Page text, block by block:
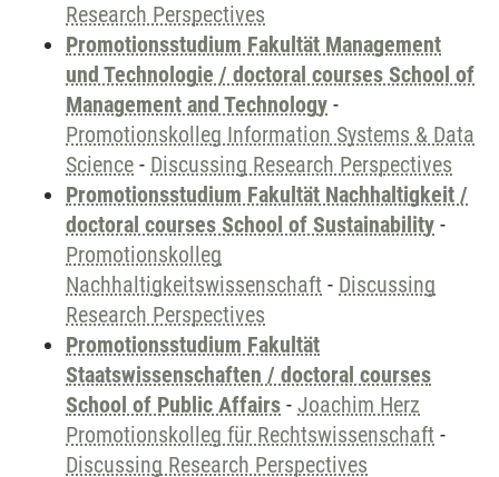
Research Perspectives
Promotionsstudium Fakultät Management
und Technologie / doctoral courses School of
Management and Technology -
Promotionskolleg Information Systems & Data
Science - Discussing Research Perspectives
Promotionsstudium Fakultät Nachhaltigkeit /
doctoral courses School of Sustainability -
Promotionskolleg
Nachhaltigkeitswissenschaft - Discussing
Research Perspectives
Promotionsstudium Fakultät
Staatswissenschaften / doctoral courses
School of Public Affairs - Joachim Herz
Promotionskolleg für Rechtswissenschaft -
Discussing Research Perspectives